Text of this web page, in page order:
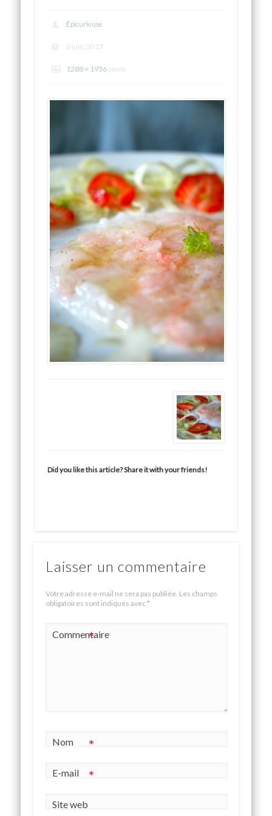
Épicurieuse
6 juin, 2013
1288 × 1936 pixels
Did you like this article? Share it with your friends!
Laisser un commentaire
Votre adresse e-mail ne sera pas publiée. Les champs
obligatoires sont indiqués avec*
Commentaire
*
Nom *
E-mail *
Site web